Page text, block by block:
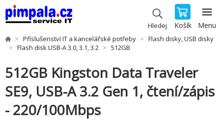
Hledej Košík Menu
Příslušenství IT a kancelářské potřeby
Flash disky, USB disky
Flash disk USB-A 3.0, 3.1, 3.2
512GB
512GB Kingston Data Traveler
SE9, USB-A 3.2 Gen 1, čtení/zápis
- 220/100Mbps